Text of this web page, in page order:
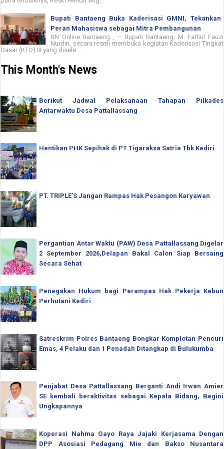
Bupati Bantaeng Buka Kaderisasi GMNI, Tekankan
Peran Mahasiswa sebagai Mitra Pembangunan
BN Online Bantaeng , – Bupati Bantaeng, M. Fathul Fauzi
Nurdin, secara resmi membuka kegiatan Kaderisasi Tingkat
Dasar (KTD) III yang disele...
This Month's News
Berikut Jadwal Pelaksanaan Tahapan Pilkades
Antarwaktu Desa Pattallassang
Hentikan PHK Sepihak di PT Tigaraksa Satria Tbk Kediri
PT. TRIPLE'S Jangan Rampas Hak Pesangon Karyawan
Pergantian Antar Waktu (PAW) Desa Pattallassang Digelar
2 September 2026,Delapan Bakal Calon Siap Bersaing
Secara Sehat
Penegakan Hukum bagi Perampas Hak Pekerja Kebun
Perhutani Kediri
Satreskrim Polres Bantaeng Bongkar Komplotan Pencuri
Emas, 4 Pelaku dan 1 Penadah Ditangkap di Bulukumba
Penjabat Desa Pattallassang Berganti Andi Irwan Amier
SE kembali beraktivitas sebagai Kepala Bidang, Begini
Ungkapannya
Koperasi Nahma Gayo Raya Jajaki Kerjasama Dengan
DPP Asosiasi Pedagang Mie dan Bakso Nusantara